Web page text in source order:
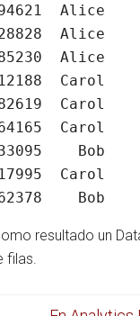
Alice
Alice
Alice
Carol
Carol
Carol
Bob
Carol
Bob
resultado un
filas.